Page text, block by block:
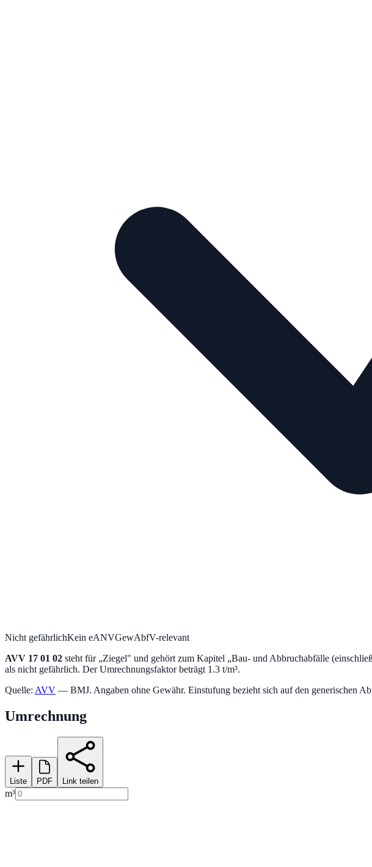
Nicht gefährlichKein eANVGewAbfV-relevant
AVV 17 01 02 steht für „Ziegel" und gehört zum Kapitel „Bau- und Abbruchabfälle
als nicht gefährlich. Der Umrechnungsfaktor beträgt 1.3 t/m³.
Quelle: AVV — BMJ. Angaben ohne Gewähr. Einstufung bezieht sich auf den generischen
Umrechnung
Liste PDF Link teilen
m³